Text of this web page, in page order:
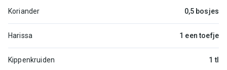
Koriander 0,5 bosjes
Harissa 1 een toefje
Kippenkruiden 1 tl